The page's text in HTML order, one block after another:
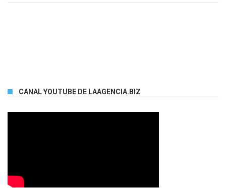
CANAL YOUTUBE DE LAAGENCIA.BIZ